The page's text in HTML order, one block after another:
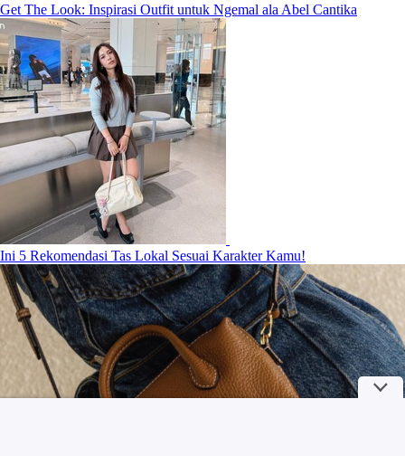
Get The Look: Inspirasi Outfit untuk Ngemal ala Abel Cantika
Ini 5 Rekomendasi Tas Lokal Sesuai Karakter Kamu!